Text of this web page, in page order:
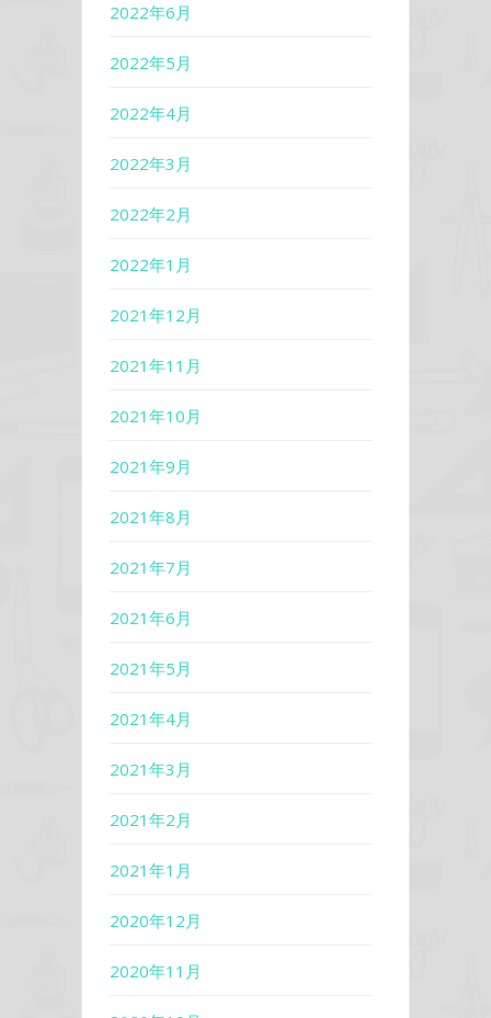
2022年6月
2022年5月
2022年4月
2022年3月
2022年2月
2022年1月
2021年12月
2021年11月
2021年10月
2021年9月
2021年8月
2021年7月
2021年6月
2021年5月
2021年4月
2021年3月
2021年2月
2021年1月
2020年12月
2020年11月